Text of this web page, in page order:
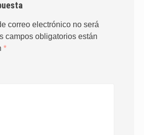
correo electrónico no será
campos obligatorios están
*